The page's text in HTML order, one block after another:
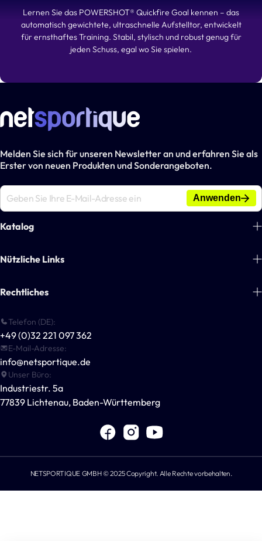
Lernen Sie das POWERSHOT® Quickfire Goal kennen – das
automatisch gewichtete, ultraschnelle Aufstelltor, entwickelt
für ernsthaftes Training. Stabil, stylisch und robust genug für
jeden Schuss, egal wo Sie spielen.
Melden Sie sich für unseren Newsletter an und erfahren Sie als
Erster von neuen Produkten und Sonderangeboten.
Anwenden
Katalog
Handball
Multisport-Ausrüstung
Outdoor-Spiele
Andere Sportarten
POWERSHOT®
Nützliche Links
Kontakt
Für Vereine & Unternehmen
Rechtliches
Zahlungsinformationen
Allgemeine Geschäftsbedingungen
Datenschutzerklärung
Versandrichtlinie
Widerrufsbelehrung
Telefon (DE):
+49 (0)32 221 097 362
E-Mail-Adresse:
info@netsportique.de
Unser Büro:
Industriestr. 5a
77839 Lichtenau, Baden-Württemberg
NETSPORTIQUE GMBH © 2025 Copyright. Alle Rechte vorbehalten.